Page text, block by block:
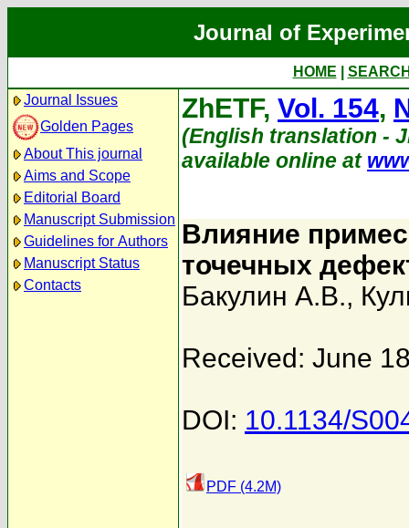
Journal of
HOME
Journal Issues
Golden Pages
About This journal
Aims and Scope
Editorial Board
Manuscript Submission
Guidelines for Authors
Manuscript Status
Contacts
ZhETF, Vol. 154,
(English translation -
available online at
Влияние
точечных
Бакулин А.В.,
Received: June
DOI: 10.1134/
PDF (4.2M)